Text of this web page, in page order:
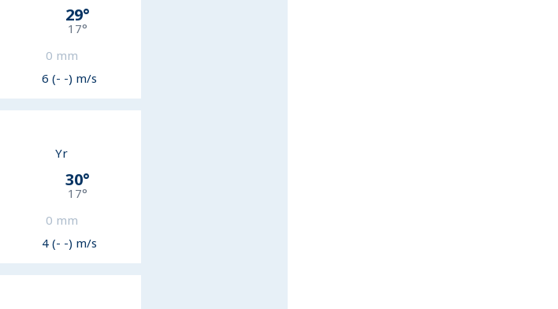
29°
17°
0 mm
6 (- -) m/s
Yr
30°
17°
0 mm
4 (- -) m/s